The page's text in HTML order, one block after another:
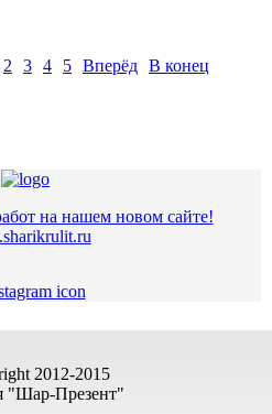
2 3 4 5 Вперёд В конец
на нашем новом сайте!
2012-2015
"Шар-Презент"